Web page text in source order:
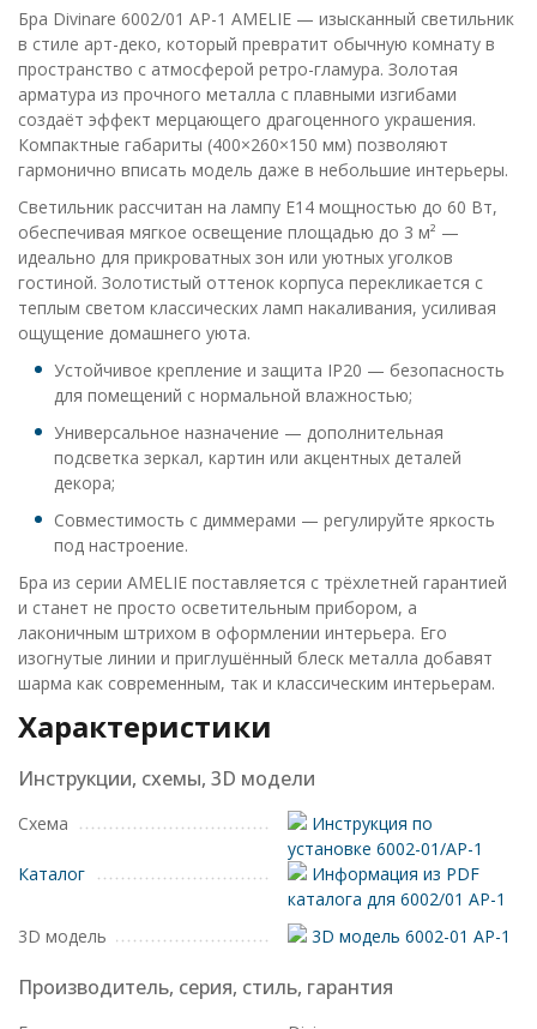
Бра Divinare 6002/01 AP-1 AMELIE — изысканный светильник
в стиле арт-деко, который превратит обычную комнату в
пространство с атмосферой ретро-гламура. Золотая
арматура из прочного металла с плавными изгибами
создаёт эффект мерцающего драгоценного украшения.
Компактные габариты (400×260×150 мм) позволяют
гармонично вписать модель даже в небольшие интерьеры.
Светильник рассчитан на лампу E14 мощностью до 60 Вт,
обеспечивая мягкое освещение площадью до 3 м² —
идеально для прикроватных зон или уютных уголков
гостиной. Золотистый оттенок корпуса перекликается с
теплым светом классических ламп накаливания, усиливая
ощущение домашнего уюта.
Устойчивое крепление и защита IP20 — безопасность
для помещений с нормальной влажностью;
Универсальное назначение — дополнительная
подсветка зеркал, картин или акцентных деталей
декора;
Совместимость с диммерами — регулируйте яркость
под настроение.
Бра из серии AMELIE поставляется с трёхлетней гарантией
и станет не просто осветительным прибором, а
лаконичным штрихом в оформлении интерьера. Его
изогнутые линии и приглушённый блеск металла добавят
шарма как современным, так и классическим интерьерам.
Характеристики
Инструкции, схемы, 3D модели
Схема
Инструкция по
установке 6002-01/AP-1
Каталог
Информация из PDF
каталога для 6002/01 AP-1
3D модель
3D модель 6002-01 AP-1
Производитель, серия, стиль, гарантия